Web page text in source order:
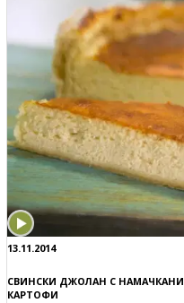
13.11.2014
СВИНСКИ ДЖОЛАН С НАМАЧКАНИ
КАРТОФИ